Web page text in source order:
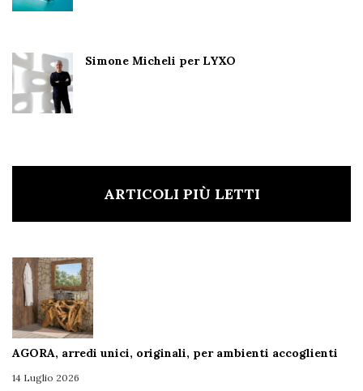
Simone Micheli per LYXO
ARTICOLI PIÙ LETTI
AGORA, arredi unici, originali, per ambienti accoglienti
14 Luglio 2026